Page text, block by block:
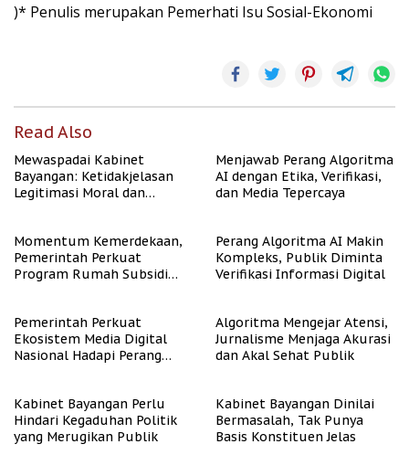
)* Penulis merupakan Pemerhati Isu Sosial-Ekonomi
Read Also
Mewaspadai Kabinet
Bayangan: Ketidakjelasan
Legitimasi Moral dan
Menjawab Perang Algoritma
AI dengan Etika, Verifikasi,
dan Media Tepercaya
Momentum Kemerdekaan,
Pemerintah Perkuat
Program Rumah Subsidi
Perang Algoritma AI Makin
Kompleks, Publik Diminta
Verifikasi Informasi Digital
Pemerintah Perkuat
Ekosistem Media Digital
Nasional Hadapi Perang
Algoritma Mengejar Atensi,
Jurnalisme Menjaga Akurasi
dan Akal Sehat Publik
Kabinet Bayangan Perlu
Hindari Kegaduhan Politik
yang Merugikan Publik
Kabinet Bayangan Dinilai
Bermasalah, Tak Punya
Basis Konstituen Jelas